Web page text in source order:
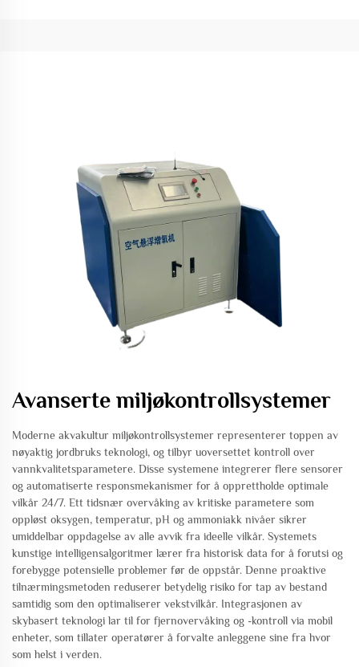
Avanserte miljøkontrollsystemer
Moderne akvakultur miljøkontrollsystemer representerer toppen av
nøyaktig jordbruks teknologi, og tilbyr uoversettet kontroll over
vannkvalitetsparametere. Disse systemene integrerer flere sensorer
og automatiserte responsmekanismer for å opprettholde optimale
vilkår 24/7. Ett tidsnær overvåking av kritiske parametere som
oppløst oksygen, temperatur, pH og ammoniakk nivåer sikrer
umiddelbar oppdagelse av alle avvik fra ideelle vilkår. Systemets
kunstige intelligensalgoritmer lærer fra historisk data for å forutsi og
forebygge potensielle problemer før de oppstår. Denne proaktive
tilnærmingsmetoden reduserer betydelig risiko for tap av bestand
samtidig som den optimaliserer vekstvilkår. Integrasjonen av
skybasert teknologi lar til for fjernovervåking og -kontroll via mobil
enheter, som tillater operatører å forvalte anleggene sine fra hvor
som helst i verden.